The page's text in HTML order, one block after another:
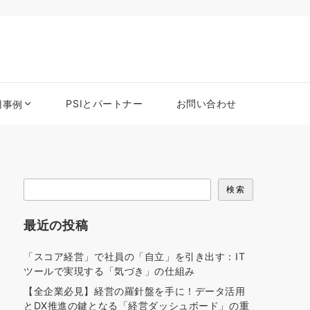
例 PSIとパートナー お問い合わせ
索
検索
最近の投稿
「スコア経営」で社員の「自立」を引き出す：IT
ツールで実現する「気づき」の仕組み
【全企業必見】経営の羅針盤を手に！データ活用
とDX推進の鍵となる「経営ダッシュボード」の重